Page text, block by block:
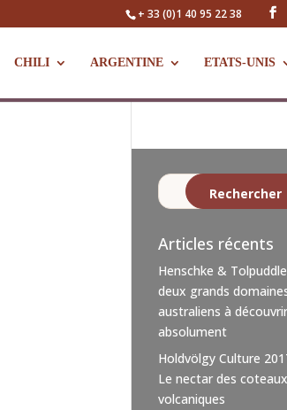
+ 33 (0)1 40 95 22 38
CHILI ARGENTINE ETATS-UNIS
Articles récents
Henschke &
deux grands
australiens à découvrir
absolument
Holdvölgy Culture
Le nectar des coteaux
volcaniques